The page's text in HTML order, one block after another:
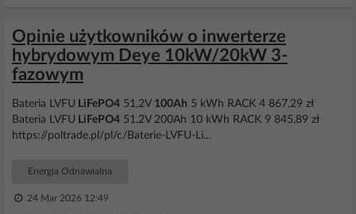
Opinie użytkowników o inwerterze
hybrydowym Deye 10kW/20kW 3-
fazowym
Bateria LVFU LiFePO4 51,2V 100Ah 5 kWh RACK 4 867,29 zł
Bateria LVFU LiFePO4 51,2V 200Ah 10 kWh RACK 9 845,89 zł
https://poltrade.pl/pl/c/Baterie-LVFU-Li...
Energia Odnawialna
24 Mar 2026 12:49